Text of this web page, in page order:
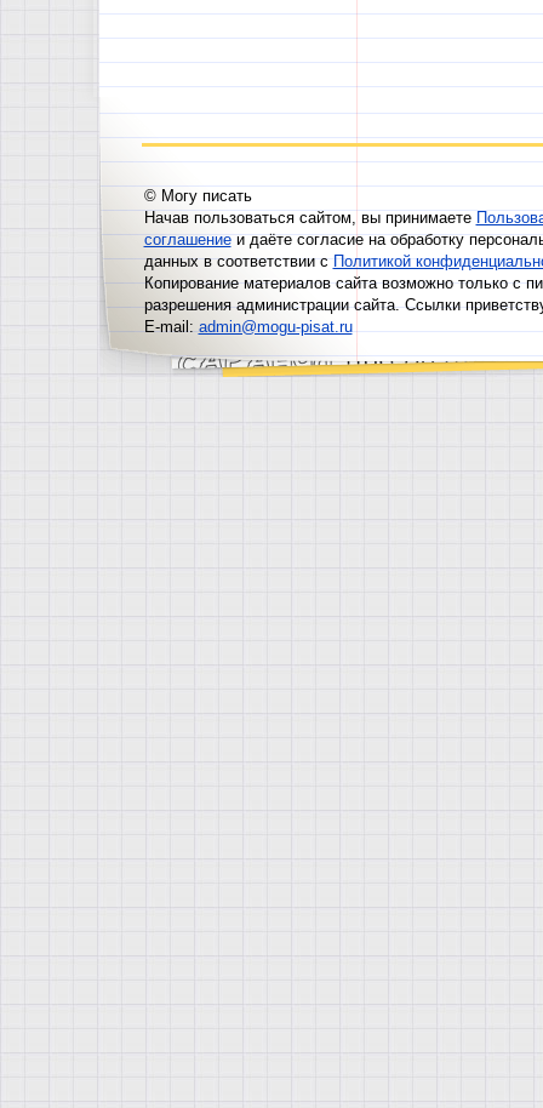
© Могу писать
Начав пользоваться сайтом, вы принимаете
соглашениеи даёте согласие на обработку
данных в соответствии сПолитикой
Копирование материалов сайта возможно только с
разрешения администрации сайта. Ссылки
E-mail:admin@mogu-pisat.ru